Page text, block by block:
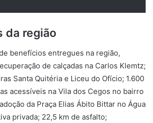
da região
benefícios entregues na região,
de calçadas na Carlos Klemtz;
Santa Quitéria e Liceu do Ofício; 1.600
acessíveis na Vila dos Cegos no bairro
da Praça Elias Ábito Bittar no Água
privada; 22,5 km de asfalto;